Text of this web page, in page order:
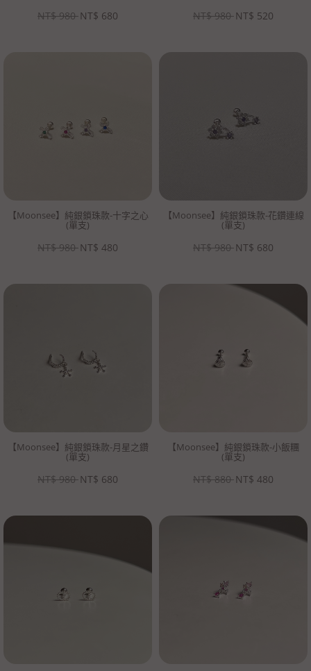
NT$ 980 NT$ 680 NT$ 980 NT$ 520
【Moonsee】純銀鎖珠款-十字之心
(單支)
NT$ 980 NT$ 480
【Moonsee】純銀鎖珠款-花鑽連線
(單支)
NT$ 980 NT$ 680
【Moonsee】純銀鎖珠款-月星之鑽
(單支)
NT$ 980 NT$ 680
【Moonsee】純銀鎖珠款-小飯糰
(單支)
NT$ 880 NT$ 480